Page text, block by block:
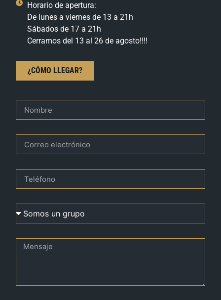
Horario de apertura:
De lunes a viernes de 13 a 21h
Sábados de 17 a 21h
Cerramos del 13 al 26 de agosto!!!!
¿CÓMO LLEGAR?